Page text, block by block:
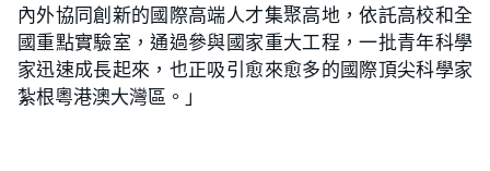
內外協同創新的國際高端人才集聚高地，依託高校和全
國重點實驗室，通過參與國家重大工程，一批青年科學
家迅速成長起來，也正吸引愈來愈多的國際頂尖科學家
紮根粵港澳大灣區。」